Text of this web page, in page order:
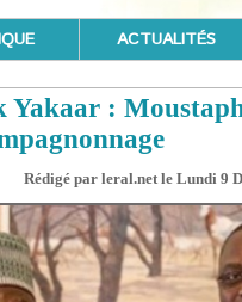
ACTUALITÉS
Yakaar :
Rédigé par leral.net le Lundi 9